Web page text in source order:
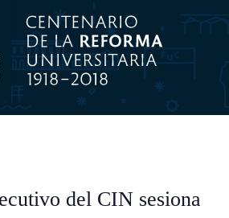
del CIN sesiona